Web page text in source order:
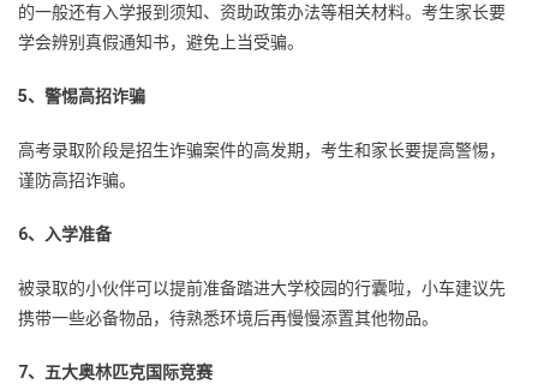
的一般还有入学报到须知、资助政策办法等相关材料。考生家长要
学会辨别真假通知书，避免上当受骗。
5、警惕高招诈骗
高考录取阶段是招生诈骗案件的高发期，考生和家长要提高警惕，
谨防高招诈骗。
6、入学准备
被录取的小伙伴可以提前准备踏进大学校园的行囊啦，小车建议先
携带一些必备物品，待熟悉环境后再慢慢添置其他物品。
7、五大奥林匹克国际竞赛